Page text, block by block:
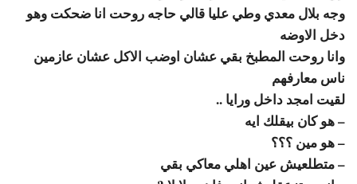
وجه بلال معدي وطي عليا قالي حاجه روحت انا ضحكت وهو
دخل الاوضه
وانا روحت المطبخ بقي عشان اوضب الاكل عشان عازمين
ناس معارفهم
لقيت امجد داخل ورايا ..
– هو كان بيقلك ايه
– هو مين ؟؟؟
– متطلعيش عين اهلي معاكي بقي